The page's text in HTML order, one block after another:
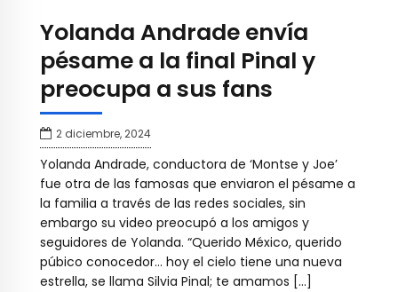
Yolanda Andrade envía
pésame a la final Pinal y
preocupa a sus fans
2 diciembre, 2024
Yolanda Andrade, conductora de ‘Montse y Joe’
fue otra de las famosas que enviaron el pésame a
la familia a través de las redes sociales, sin
embargo su video preocupó a los amigos y
seguidores de Yolanda. “Querido México, querido
púbico conocedor… hoy el cielo tiene una nueva
estrella, se llama Silvia Pinal; te amamos […]